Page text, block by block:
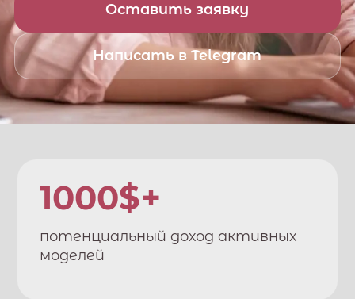
Оставить заявку
Написать в Telegram
1000$+
потенциальный доход активных
моделей